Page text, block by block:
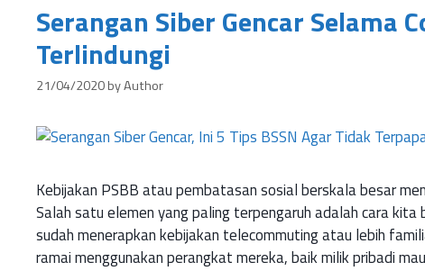
Serangan Siber Gencar Selama
Terlindungi
21/04/2020byAuthor
Kebijakan PSBB atau pembatasan sosial berskala besar
Salah satu elemen yang paling terpengaruh adalah cara
sudah menerapkan kebijakan telecommuting atau lebih
ramai menggunakan perangkat mereka, baik milik pribadi